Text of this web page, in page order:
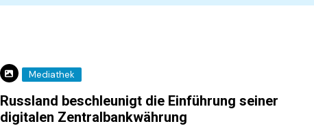
Mediathek
Russland beschleunigt die Einführung seiner
digitalen Zentralbankwährung